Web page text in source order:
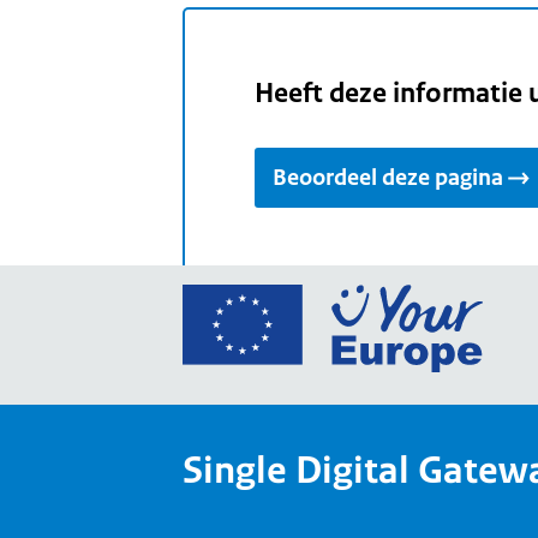
Heeft deze informatie
Beoordeel deze pagina
Ga
Your
Single Digital